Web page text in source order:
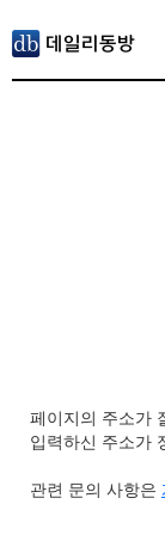
페이지의 주소가
입력하신 주소가
관련 문의 사항은